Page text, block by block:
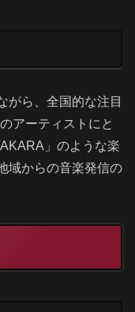
がら、全国的な注目
アーティストにと
」のような楽
域からの音楽発信の